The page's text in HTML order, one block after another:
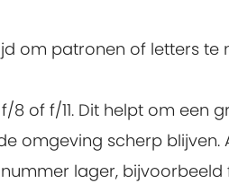
om patronen of letters te
of f/11. Dit helpt om een
omgeving scherp blijven.
lager, bijvoorbeeld